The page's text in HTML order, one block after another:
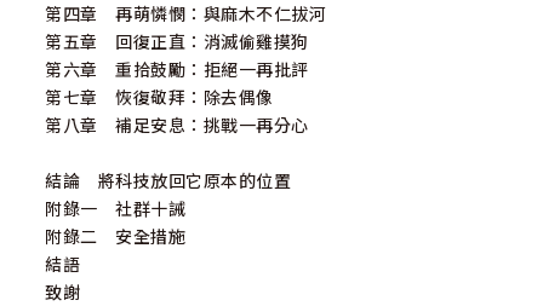
第四章 再萌憐憫：與麻木不仁拔河
第五章 回復正直：消滅偷雞摸狗
第六章 重拾鼓勵：拒絕一再批評
第七章 恢復敬拜：除去偶像
第八章 補足安息：挑戰一再分心
結論 將科技放回它原本的位置
附錄一 社群十誡
附錄二 安全措施
結語
致謝